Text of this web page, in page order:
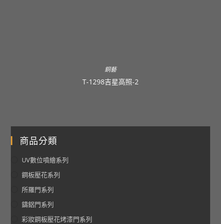
銅藝
T-1298吉星高照-2
商品分類
UV數位噴繪系列
鋼板壓花系列
所羅門系列
鑄鋁門系列
彩妝鋼板壓花烤漆門系列